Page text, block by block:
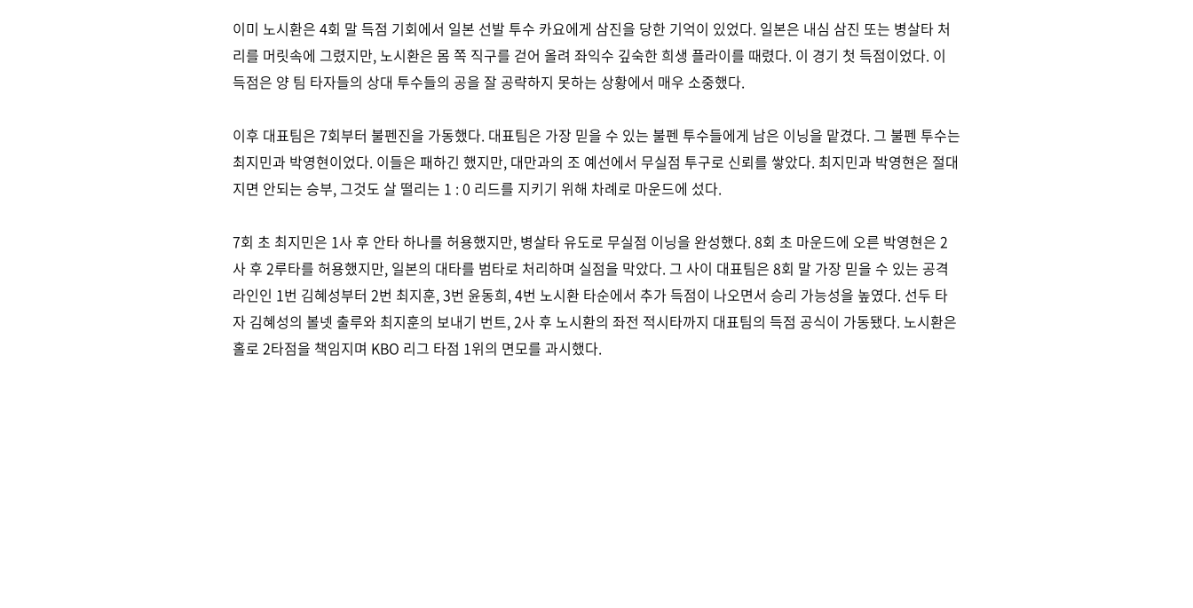
이미 노시환은 4회 말 득점 기회에서 일본 선발 투수 카요에게 삼진을 당한 기억이 있었다. 일본은 내심 삼진 또는 병살타 처
리를 머릿속에 그렸지만, 노시환은 몸 쪽 직구를 걷어 올려 좌익수 깊숙한 희생 플라이를 때렸다. 이 경기 첫 득점이었다. 이
득점은 양 팀 타자들의 상대 투수들의 공을 잘 공략하지 못하는 상황에서 매우 소중했다.
이후 대표팀은 7회부터 불펜진을 가동했다. 대표팀은 가장 믿을 수 있는 불펜 투수들에게 남은 이닝을 맡겼다. 그 불펜 투수는
최지민과 박영현이었다. 이들은 패하긴 했지만, 대만과의 조 예선에서 무실점 투구로 신뢰를 쌓았다. 최지민과 박영현은 절대
지면 안되는 승부, 그것도 살 떨리는 1 : 0 리드를 지키기 위해 차례로 마운드에 섰다.
7회 초 최지민은 1사 후 안타 하나를 허용했지만, 병살타 유도로 무실점 이닝을 완성했다. 8회 초 마운드에 오른 박영현은 2
사 후 2루타를 허용했지만, 일본의 대타를 범타로 처리하며 실점을 막았다. 그 사이 대표팀은 8회 말 가장 믿을 수 있는 공격
라인인 1번 김혜성부터 2번 최지훈, 3번 윤동희, 4번 노시환 타순에서 추가 득점이 나오면서 승리 가능성을 높였다. 선두 타
자 김혜성의 볼넷 출루와 최지훈의 보내기 번트, 2사 후 노시환의 좌전 적시타까지 대표팀의 득점 공식이 가동됐다. 노시환은
홀로 2타점을 책임지며 KBO 리그 타점 1위의 면모를 과시했다.